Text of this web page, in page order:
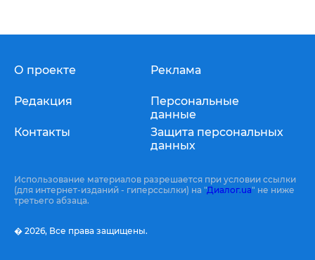
О проекте
Редакция
Контакты
Реклама
Персональные
данные
Защита персональных
данных
Использование материалов разрешается при условии ссылки
(для интернет-изданий - гиперссылки) на "Диалог.ua" не ниже
третьего абзаца.
� 2026, Все права защищены.